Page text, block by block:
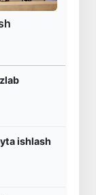
ishlash